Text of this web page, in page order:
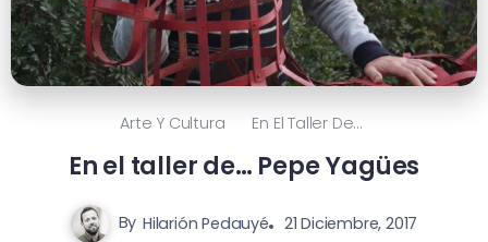
Arte Y Cultura En El Taller De...
En el taller de… Pepe Yagües
By Hilarión Pedauyé 21 Diciembre, 2017